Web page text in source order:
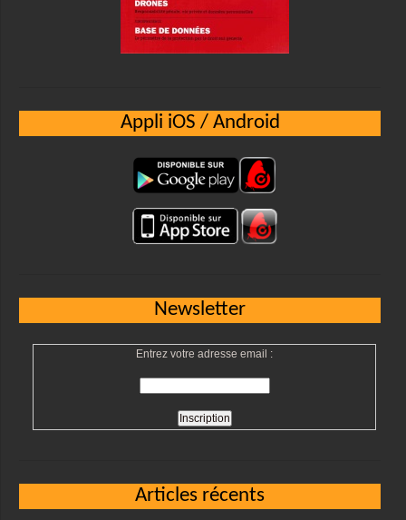
Appli iOS / Android
Newsletter
Entrez votre adresse email :
Articles récents